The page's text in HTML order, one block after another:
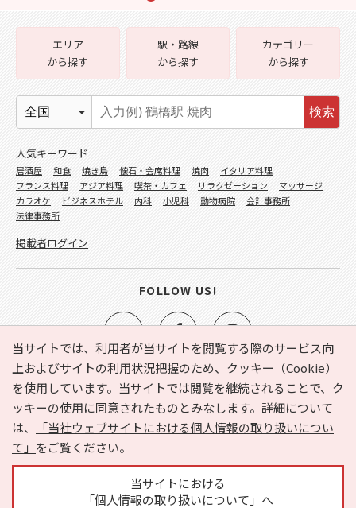
当サイトでは、利用者が当サイトを閲覧する際のサービス向
上およびサイトの利用状況把握のため、クッキー（Cookie）
を使用しています。当サイトでは閲覧を継続されることで、ク
ッキーの使用に同意されたものとみなします。詳細について
は、
「当社ウェブサイトにおける個人情報の取り扱いについ
て」 をご覧ください。
当サイトにおける
「個人情報の取り扱いについて」へ
e-NAVITA（イーナビタ）とは？ お気に入り
ヘルプ
利用規約
個人情報の取り扱いについて
運営会社
サイトマップ
広告掲載に関するお問い合わせ
エリア
から探す
駅・路線
から探す
カテゴリー
から探す
検索
人気キーワード
居酒屋 和食 焼き鳥 懐石・会席料理 焼肉
イタリア料理
フランス料理
アジア料理 喫茶・カフェ リラクゼーション
マッサージ
カラオケ
ビジネスホテル 内科 小児科 動物病院
会計事務所
法律事務所
掲載者ログイン
FOLLOW US!